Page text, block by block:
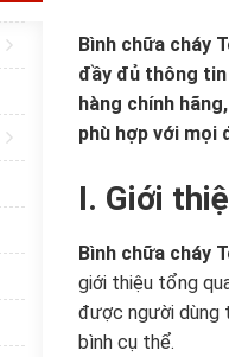
Bình chữa cháy
đầy đủ thông tin
hàng chính
phù hợp với
I. Giới
Bình chữa cháy
giới thiệu tổng
được người dùng
bình cụ thể.